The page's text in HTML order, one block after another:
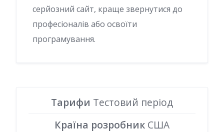
серйозний сайт, краще звернутися до
професіоналів або освоїти
програмування.
Тарифи Тестовий період
Країна розробник США